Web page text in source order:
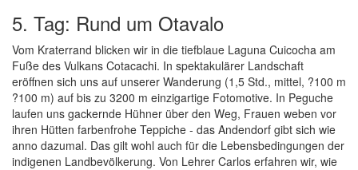
5. Tag: Rund um Otavalo
Vom Kraterrand blicken wir in die tiefblaue Laguna Cuicocha am
Fuße des Vulkans Cotacachi. In spektakulärer Landschaft
eröffnen sich uns auf unserer Wanderung (1,5 Std., mittel, ?100 m
?100 m) auf bis zu 3200 m einzigartige Fotomotive. In Peguche
laufen uns gackernde Hühner über den Weg, Frauen weben vor
ihren Hütten farbenfrohe Teppiche - das Andendorf gibt sich wie
anno dazumal. Das gilt wohl auch für die Lebensbedingungen der
indigenen Landbevölkerung. Von Lehrer Carlos erfahren wir, wie